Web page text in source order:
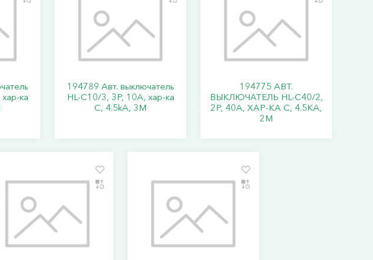
ка
194789 Авт. выключатель
HL-C10/3, 3P, 10A, хар-ка
C, 4.5kA, 3M
194775 АВТ.
ВЫКЛЮЧАТЕЛЬ HL-C40/2,
2P, 40A, ХАР-КА C, 4.5KA,
2M